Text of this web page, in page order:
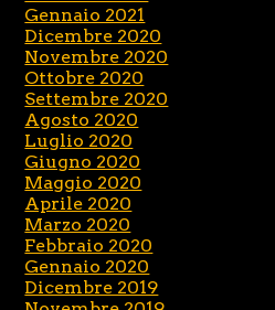
Gennaio 2021
Dicembre 2020
Novembre 2020
Ottobre 2020
Settembre 2020
Agosto 2020
Luglio 2020
Giugno 2020
Maggio 2020
Aprile 2020
Marzo 2020
Febbraio 2020
Gennaio 2020
Dicembre 2019